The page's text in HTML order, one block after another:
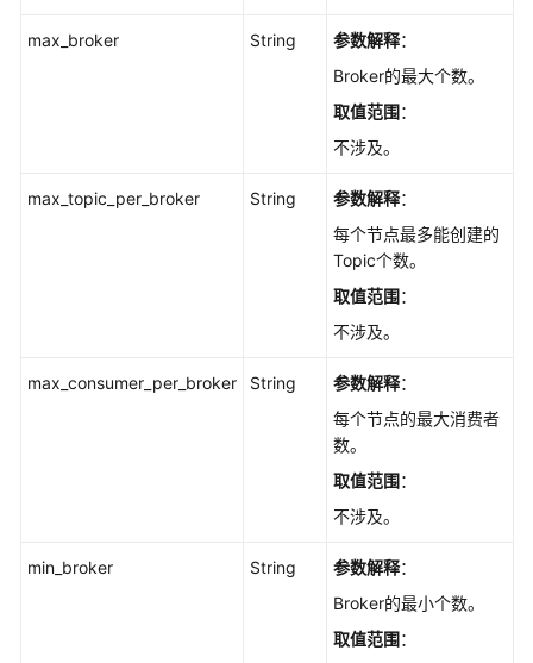
max_broker String 参数解释：
Broker的最大个数。
取值范围：
不涉及。
max_topic_per_broker String 参数解释：
每个节点最多能创建的
Topic个数。
取值范围：
不涉及。
max_consumer_per_broker String 参数解释：
每个节点的最大消费者
数。
取值范围：
不涉及。
min_broker String 参数解释：
Broker的最小个数。
取值范围：